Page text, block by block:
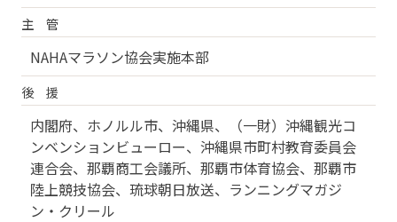
主 管
NAHAマラソン協会実施本部
後 援
内閣府、ホノルル市、沖縄県、（一財）沖縄観光コ
ンベンションビューロー、沖縄県市町村教育委員会
連合会、那覇商工会議所、那覇市体育協会、那覇市
陸上競技協会、琉球朝日放送、ランニングマガジ
ン・クリール